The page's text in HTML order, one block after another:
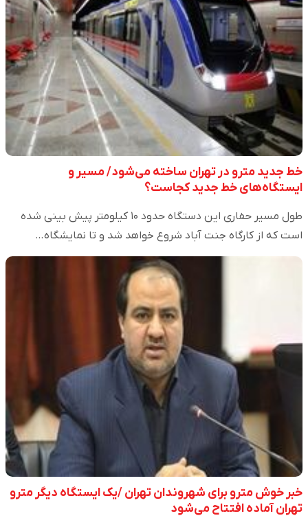
خط جدید مترو در تهران ساخته می‌شود/ مسیر و
ایستگاه‌های خط جدید کجاست؟
طول مسیر حفاری این دستگاه حدود ۱۰ کیلومتر پیش بینی شده
است که از کارگاه جنت آباد شروع خواهد شد و تا نمایشگاه…
خبر خوش مترو برای شهروندان تهران /یک ایستگاه دیگر مترو
تهران آماده افتتاح می‌شود